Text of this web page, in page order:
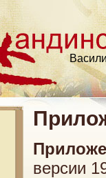
версии